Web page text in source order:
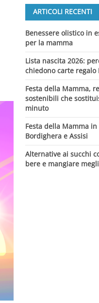
ARTICOLI RECENTI
Benessere olistico in
per la mamma
Lista nascita 2026:
chiedono carte regalo
Festa della Mamma,
sostenibili che
minuto
Festa della Mamma
Bordighera e Assisi
Alternative ai succhi
bere e mangiare